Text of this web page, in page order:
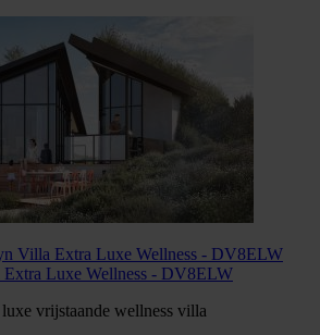
Villa Extra Luxe Wellness - DV8ELW
Luxe Wellness - DV8ELW
vrijstaande wellness villa